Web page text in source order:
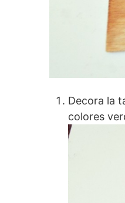
Decora la
colores